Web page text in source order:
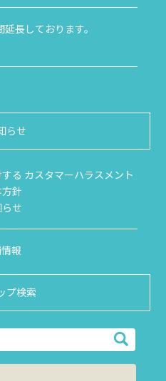
長しております。
らせ
る カスタマーハラスメント
針
せ
報
プ検索